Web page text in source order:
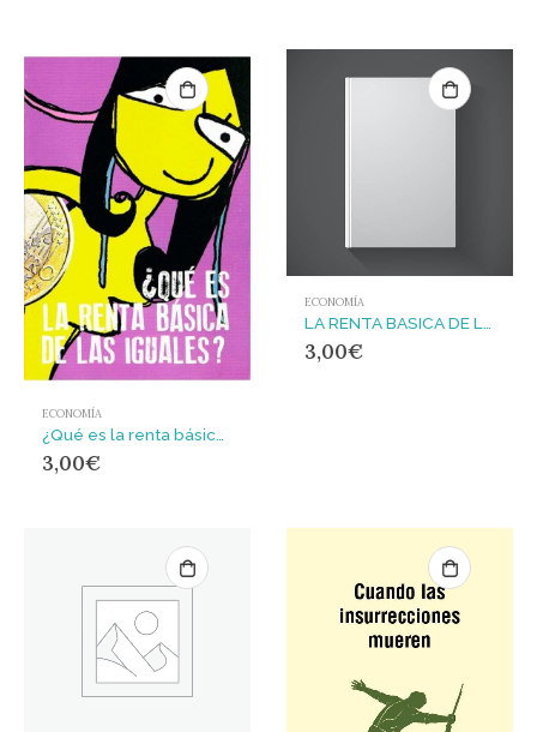
ECONOMÍA
¿Qué es la renta básica de las iguales?
3,00€
ECONOMÍA
LA RENTA BASICA DE LAS IGUALES SEGUN SAN PABLO
3,00€